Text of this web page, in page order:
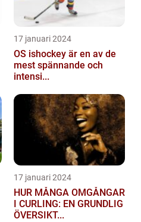
17 januari 2024
OS ishockey är en av de
mest spännande och
intensi...
17 januari 2024
HUR MÅNGA OMGÅNGAR
I CURLING: EN GRUNDLIG
ÖVERSIKT...